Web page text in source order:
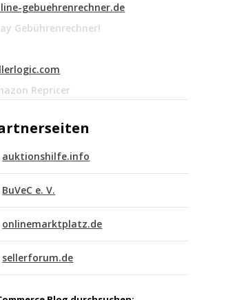
gebuehrenrechner.de
Gebührenrechner!
Repricer
auktionshilfe.info
BuVeC e. V.
onlinemarktplatz.de
sellerforum.de